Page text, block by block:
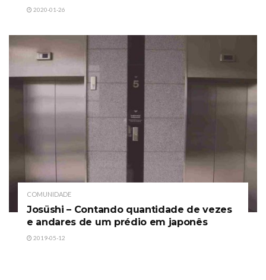
2020-01-26
COMUNIDADE
Josūshi – Contando quantidade de vezes
e andares de um prédio em japonês
2019-05-12